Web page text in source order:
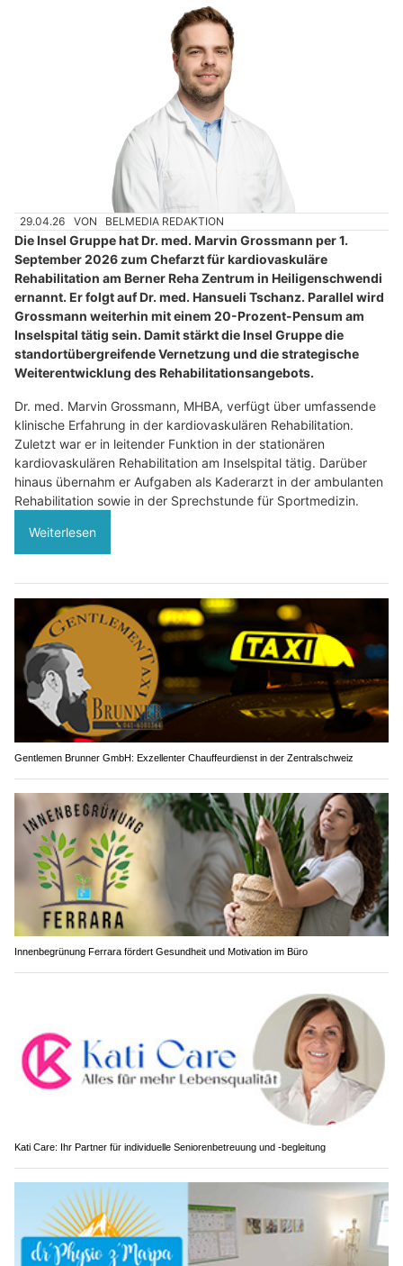
29.04.26 VON BELMEDIA REDAKTION
Die Insel Gruppe hat Dr. med. Marvin Grossmann per 1.
September 2026 zum Chefarzt für kardiovaskuläre
Rehabilitation am Berner Reha Zentrum in Heiligenschwendi
ernannt. Er folgt auf Dr. med. Hansueli Tschanz. Parallel wird
Grossmann weiterhin mit einem 20-Prozent-Pensum am
Inselspital tätig sein. Damit stärkt die Insel Gruppe die
standortübergreifende Vernetzung und die strategische
Weiterentwicklung des Rehabilitationsangebots.
Dr. med. Marvin Grossmann, MHBA, verfügt über umfassende
klinische Erfahrung in der kardiovaskulären Rehabilitation.
Zuletzt war er in leitender Funktion in der stationären
kardiovaskulären Rehabilitation am Inselspital tätig. Darüber
hinaus übernahm er Aufgaben als Kaderarzt in der ambulanten
Rehabilitation sowie in der Sprechstunde für Sportmedizin.
Weiterlesen
Gentlemen Brunner GmbH: Exzellenter Chauffeurdienst in der Zentralschweiz
Innenbegrünung Ferrara fördert Gesundheit und Motivation im Büro
Kati Care: Ihr Partner für individuelle Seniorenbetreuung und -begleitung